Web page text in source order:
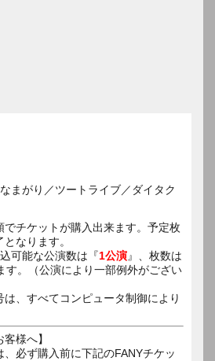
まがり／ツートライブ／ダイタク
でチケットが購入出来ます。予定枚
なります。
可能な公演数は『1公演』、枚数は
す。（公演により一部例外がござい
は、すべてコンピュータ制御により
様へ】
必ず購入前に下記のFANYチケッ